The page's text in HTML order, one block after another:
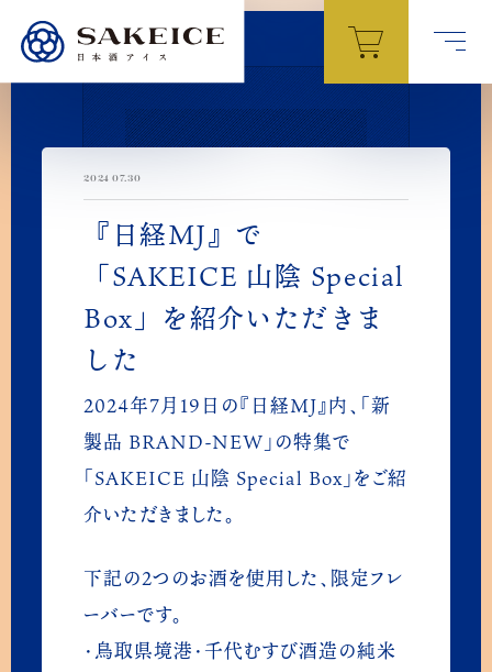
ップ
TOP
SAKEICEとは
商品紹介
お店を探す
STORES
ニュース
加盟店募集
2024 07.30
『日経MJ』で
「SAKEICE 山陰 Special
Box」を紹介いただきま
した
2024年7月19日の『日経MJ』内、「新
製品 BRAND-NEW」の特集で
「SAKEICE 山陰 Special Box」をご紹
介いただきました。
下記の2つのお酒を使用した、限定フレ
ーバーです。
・鳥取県境港・千代むすび酒造の純米